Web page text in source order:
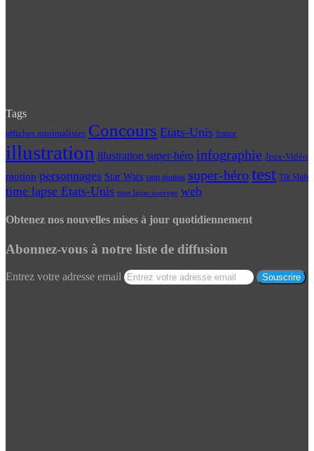
Tags
affiches minimalistes Concours Etats-Unis france
illustration illustration super-héro infographie Jeux-Vidéo
motion personnages Star Wars stop motion super-hérotest Tilt Shift
time lapse Etats-Unis time lapse norvege web
Obtenez nos nouvelles mises à jour quotidiennement
Abonnez-vous à notre liste de diffusion
Entrez votre adresse email